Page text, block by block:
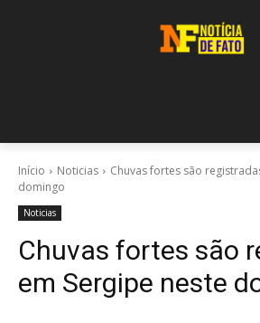
Início Noticias
Chuvas fortes são
domingo
Noticias
Chuvas fortes são
em Sergipe neste